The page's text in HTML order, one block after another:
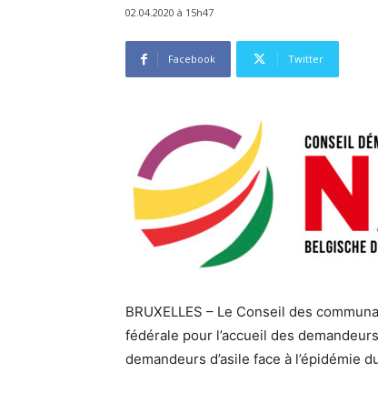
02.04.2020 à 15h47
Facebook Twitter
BRUXELLES – Le Conseil des
fédérale pour l’accueil des
demandeurs d’asile face à l’épidémie